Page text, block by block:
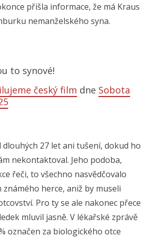
přišla informace, že má Kraus
nemanželského syna.
to synové!
český film dne Sobota
dlouhých 27 let ani tušení, dokud ho
nekontaktoval. Jeho podoba,
řeči, to všechno nasvědčovalo
známého herce, aniž by museli
Pro ty se ale nakonec přece
mluvil jasně. V lékařské zprávě
označen za biologického otce